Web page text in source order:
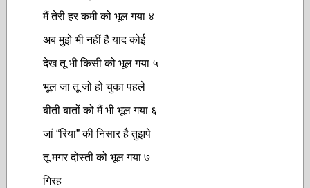
मैं तेरी हर कमी को भूल गया ४
अब मुझे भी नहीं है याद कोई
देख तू भी किसी को भूल गया ५
भूल जा तू जो हो चुका पहले
बीती बातों को मैं भी भूल गया ६
जां “रिया” की निसार है तुझपे
तू मगर दोस्ती को भूल गया ७
गिरह